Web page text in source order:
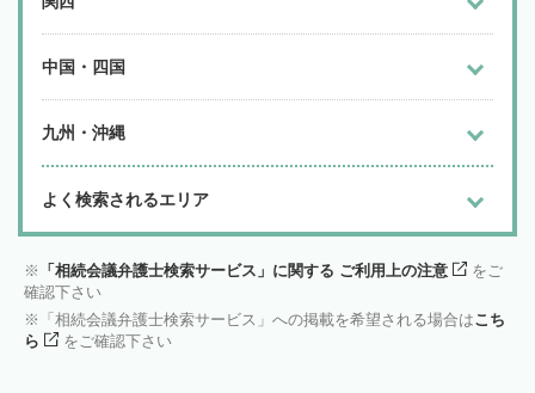
中国・四国
九州・沖縄
よく検索されるエリア
「相続会議弁護士検索サービス」に関する ご利用上の注意
をご
確認下さい
「相続会議弁護士検索サービス」への掲載を希望される場合はこち
ら
をご確認下さい